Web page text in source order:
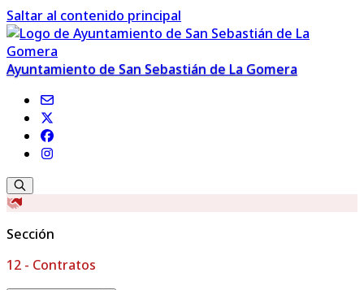
Saltar al contenido principal
Ayuntamiento de San Sebastián de La Gomera
Sección
12 - Contratos